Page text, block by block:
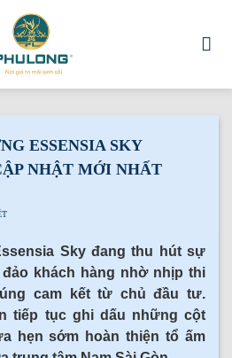
ESSENSIA SKY
NHẬT MỚI NHẤT
Sky đang thu hút sự
khách hàng nhờ nhịp thi
cam kết từ chủ đầu tư.
tiếp tục ghi dấu những cột
hẹn sớm hoàn thiện tổ ấm